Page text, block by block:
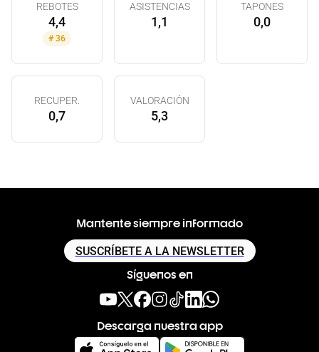
REBOTES
4,4
# 36
ASISTENCIAS
1,1
TAPONES
0,0
RECUPER.
0,7
VALORACIÓN
5,3
Mantente siempre informado
SUSCRÍBETE A LA NEWSLETTER
Síguenos en
Descarga nuestra app